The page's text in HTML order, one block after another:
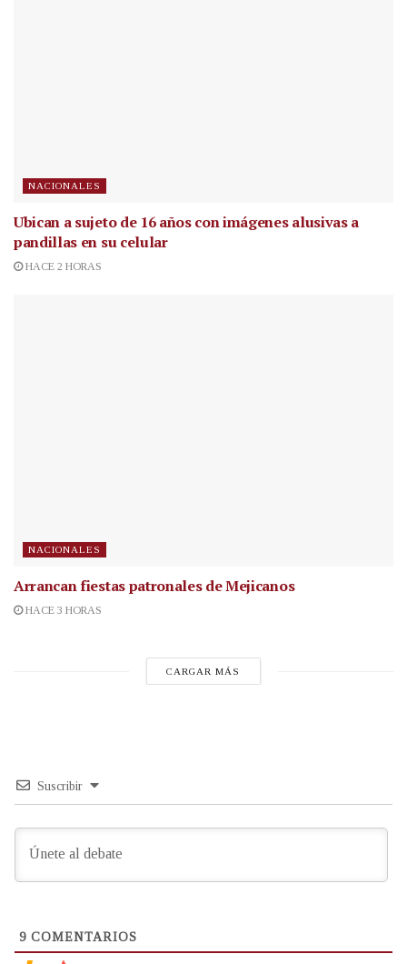
NACIONALES
Ubican a sujeto de 16 años con imágenes alusivas a
pandillas en su celular
HACE 2 HORAS
NACIONALES
Arrancan fiestas patronales de Mejicanos
HACE 3 HORAS
CARGAR MÁS
Suscribir
9 COMENTARIOS